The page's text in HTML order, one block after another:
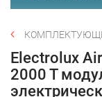
Electrolux
2000 T